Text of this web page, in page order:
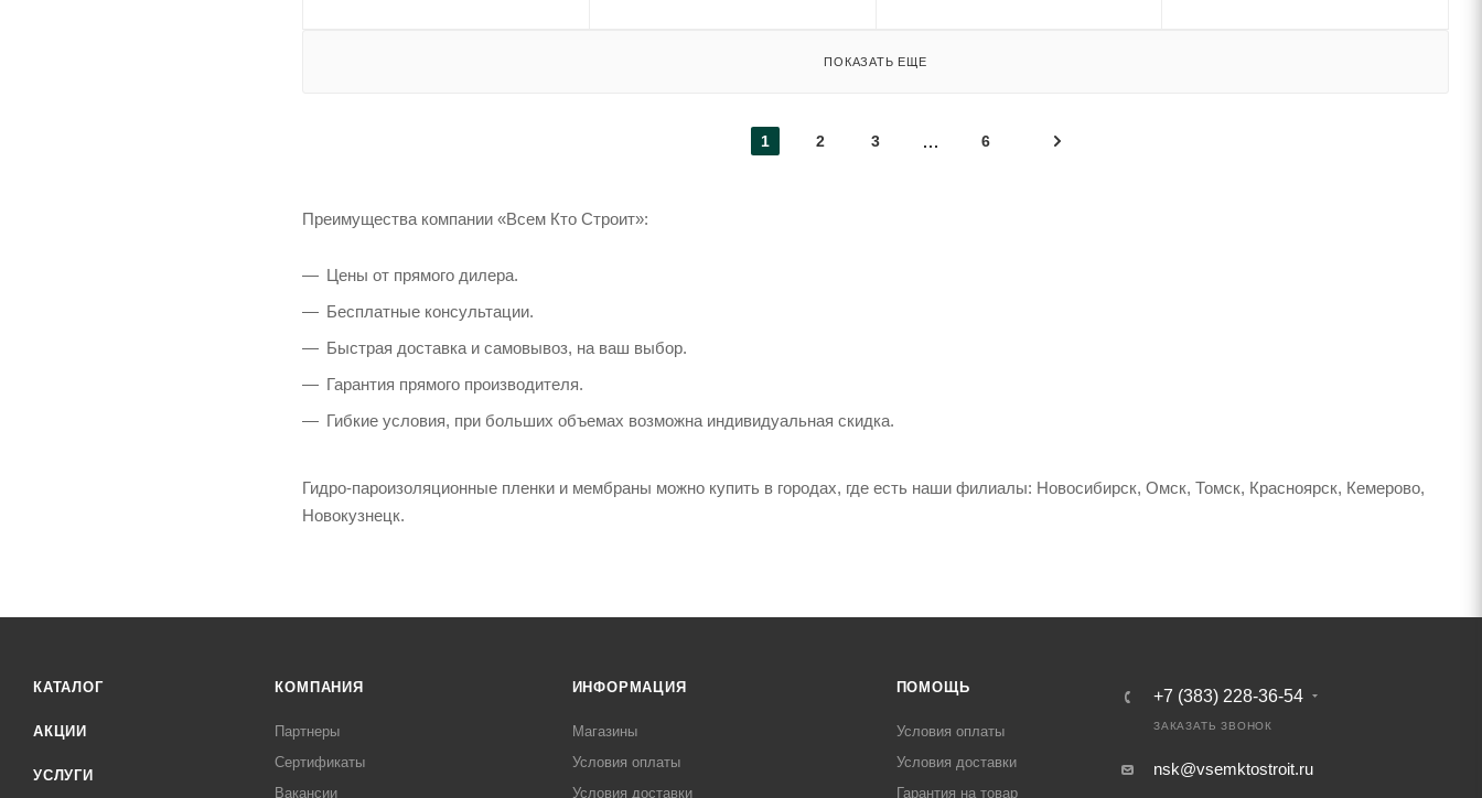
ПОКАЗАТЬ ЕЩЕ
1 2 3 6
Преимущества компании «Всем Кто Строит»:
Цены от прямого дилера.
Бесплатные консультации.
Быстрая доставка и самовывоз, на ваш выбор.
Гарантия прямого производителя.
Гибкие условия, при больших объемах возможна индивидуальная скидка.
Гидро-пароизоляционные пленки и мембраны можно купить в городах, где есть наши филиалы: Новосибирск, Омск, Томск, Красноярск, Кемерово,
Новокузнецк.
КАТАЛОГ
АКЦИИ
УСЛУГИ
КОМПАНИЯ
Партнеры
Сертификаты
Вакансии
ИНФОРМАЦИЯ
Магазины
Условия оплаты
Условия доставки
ПОМОЩЬ
Условия оплаты
Условия доставки
Гарантия на товар
+7 (383) 228-36-54
ЗАКАЗАТЬ ЗВОНОК
nsk@vsemktostroit.ru